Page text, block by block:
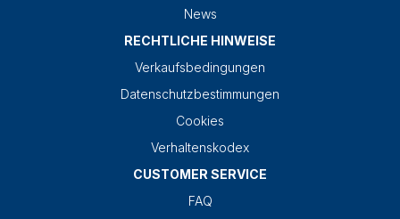
News
RECHTLICHE HINWEISE
Verkaufsbedingungen
Datenschutzbestimmungen
Cookies
Verhaltenskodex
CUSTOMER SERVICE
FAQ